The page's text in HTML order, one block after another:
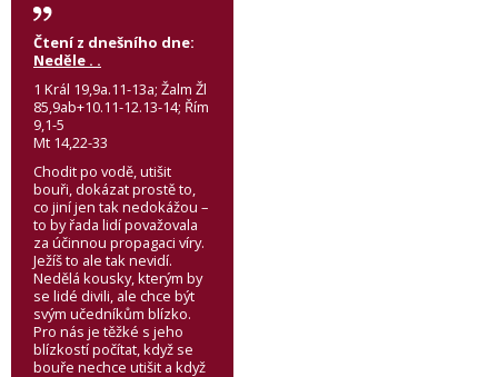
Čtení z dnešního dne:
Neděle . .
1 Král 19,9a.11-13a; Žalm Žl
85,9ab+10.11-12.13-14; Řím
9,1-5
Mt 14,22-33
Chodit po vodě, utišit
bouři, dokázat prostě to,
co jiní jen tak nedokážou –
to by řada lidí považovala
za účinnou propagaci víry.
Ježíš to ale tak nevidí.
Nedělá kousky, kterým by
se lidé divili, ale chce být
svým učedníkům blízko.
Pro nás je těžké s jeho
blízkostí počítat, když se
bouře nechce utišit a když